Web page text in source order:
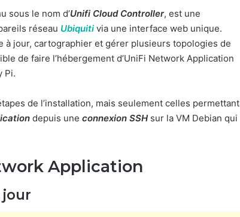
sous le nom d’Unifi Cloud Controller, est une
réseau Ubiquiti via une interface web unique.
à jour, cartographier et gérer plusieurs topologies de
de faire l’hébergement d’UniFi Network Application
Pi.
de l’installation, mais seulement celles permettant
depuis une connexion SSHsur la VM Debian qui
Application
jour